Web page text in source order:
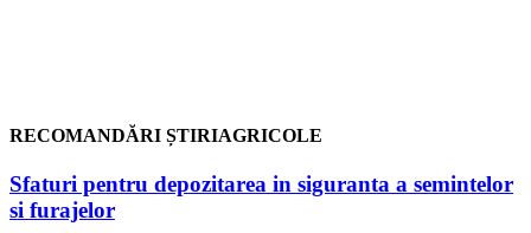
RECOMANDĂRI ȘTIRIAGRICOLE
Sfaturi pentru depozitarea in siguranta a semintelor
si furajelor